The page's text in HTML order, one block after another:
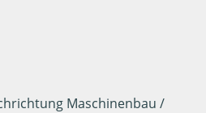
Maschinenbau /